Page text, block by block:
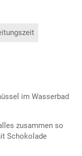
im Wasserbad
zusammen so
Schokolade